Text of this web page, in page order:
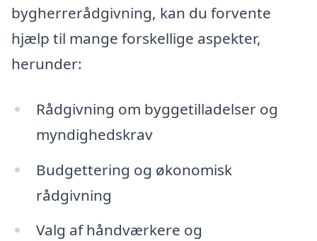
bygherrerådgivning, kan du forvente
hjælp til mange forskellige aspekter,
herunder:
Rådgivning om byggetilladelser og
myndighedskrav
Budgettering og økonomisk
rådgivning
Valg af håndværkere og